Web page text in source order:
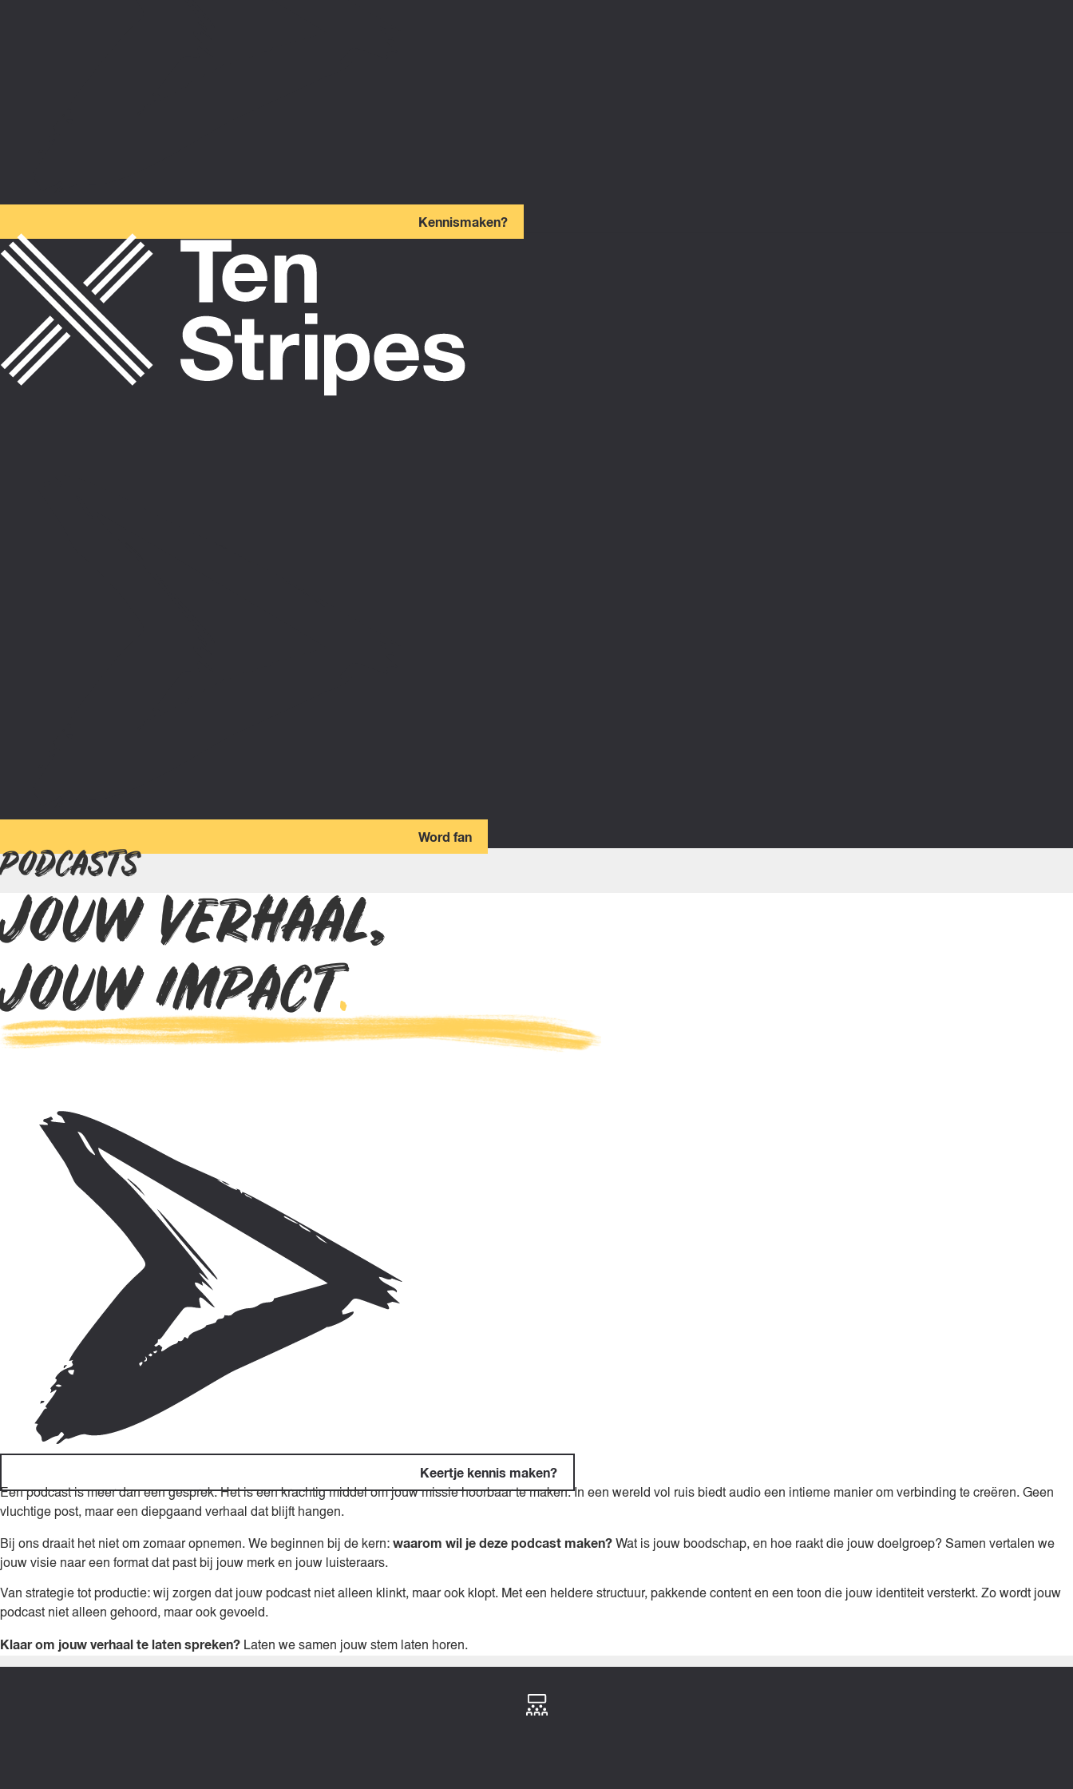
Kennismaken?
Word fan
PODCASTS
JOUW VERHAAL,
JOUW IMPACT.
Keertje kennis maken?
Een podcast is meer dan een gesprek. Het is een krachtig middel om jouw missie hoorbaar te maken. In een wereld vol ruis biedt audio een intieme manier om verbinding te creëren. Geen
vluchtige post, maar een diepgaand verhaal dat blijft hangen.
Bij ons draait het niet om zomaar opnemen. We beginnen bij de kern: waarom wil je deze podcast maken? Wat is jouw boodschap, en hoe raakt die jouw doelgroep? Samen vertalen we
jouw visie naar een format dat past bij jouw merk en jouw luisteraars.
Van strategie tot productie: wij zorgen dat jouw podcast niet alleen klinkt, maar ook klopt. Met een heldere structuur, pakkende content en een toon die jouw identiteit versterkt. Zo wordt jouw
podcast niet alleen gehoord, maar ook gevoeld.
Klaar om jouw verhaal te laten spreken? Laten we samen jouw stem laten horen.